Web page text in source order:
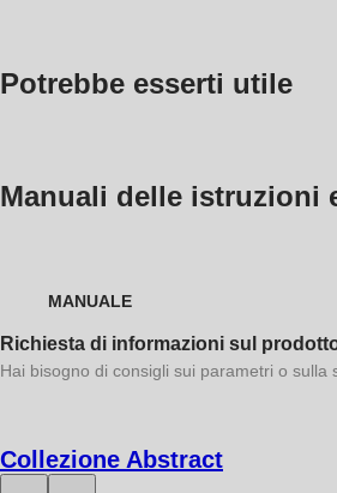
Potrebbe esserti utile
Manuali delle istruzioni
MANUALE
Richiesta di informazioni sul
Hai bisogno di consigli sui parametri o sulla
Collezione Abstract